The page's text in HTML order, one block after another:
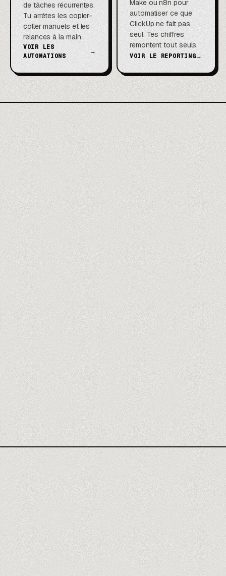
de tâches récurrentes.
Tu arrêtes les copier-
coller manuels et les
relances à la main.
VOIR LES
AUTOMATIONS
→
Make ou n8n pour
automatiser ce que
ClickUp ne fait pas
seul. Tes chiffres
remontent tout seuls.
VOIR LE REPORTING→